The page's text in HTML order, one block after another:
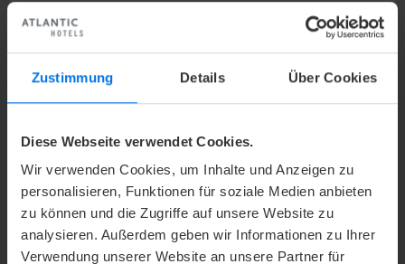
Zustimmung Details Über Cookies
Diese Webseite verwendet Cookies.
Wir verwenden Cookies, um Inhalte und Anzeigen zu
personalisieren, Funktionen für soziale Medien anbieten
zu können und die Zugriffe auf unsere Website zu
analysieren. Außerdem geben wir Informationen zu Ihrer
Verwendung unserer Website an unsere Partner für
Y +49 (0) 421 5571-177
ATLANTIC Hotel Airport GmbH
Flughafenallee 26